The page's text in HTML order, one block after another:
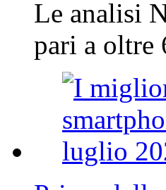
Le analisi
pari a